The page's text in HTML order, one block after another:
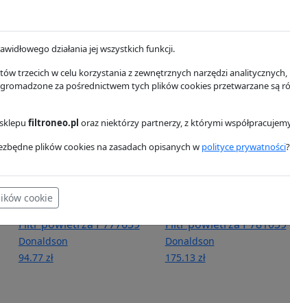
Donaldson
105.14 zł
Donaldson
114.07 zł
Filtr powietrza P777639
Donaldson
94.77 zł
Filtr powietrza P781039
Donaldson
175.13 zł
działania jej wszystkich funkcji.
trzecich w celu korzystania z zewnętrznych narzędzi analitycznych,
za pośrednictwem tych plików cookies przetwarzane są
filtroneo.pl oraz niektórzy partnerzy, z którymi
plików cookies na zasadach opisanych w polityce prywatności?
cookie